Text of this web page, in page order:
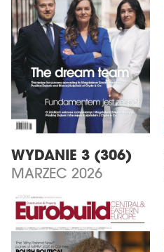
WYDANIE 3 (306)
MARZEC 2026